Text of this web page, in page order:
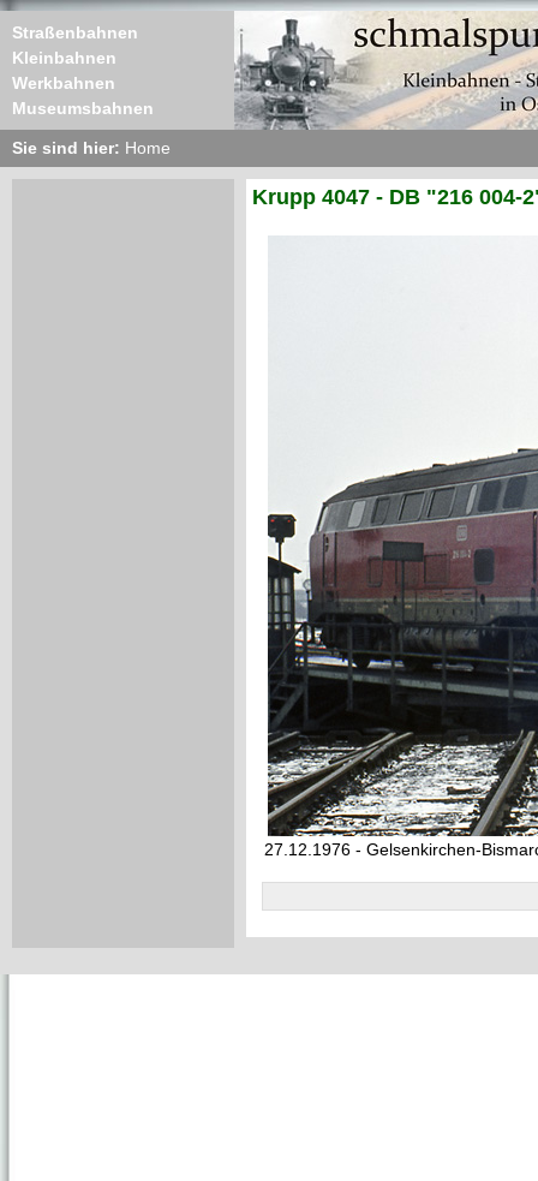
Straßenbahnen
Kleinbahnen
Werkbahnen
Museumsbahnen
Sie sind hier: Home
Krupp 4047 - DB "216 004-
27.12.1976 - Gelsenkirchen-